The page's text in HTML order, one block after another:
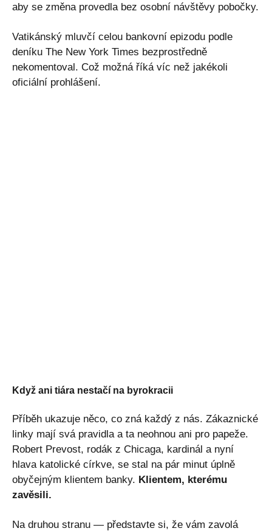
aby se změna provedla bez osobní návštěvy pobočky.
Vatikánský mluvčí celou bankovní epizodu podle
deníku The New York Times bezprostředně
nekomentoval. Což možná říká víc než jakékoli
oficiální prohlášení.
Když ani tiára nestačí na byrokracii
Příběh ukazuje něco, co zná každý z nás. Zákaznické
linky mají svá pravidla a ta neohnou ani pro papeže.
Robert Prevost, rodák z Chicaga, kardinál a nyní
hlava katolické církve, se stal na pár minut úplně
obyčejným klientem banky. Klientem, kterému
zavěsili.
Na druhou stranu — představte si, že vám zavolá